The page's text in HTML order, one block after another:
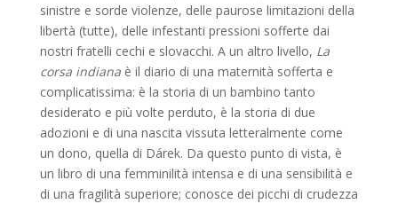
sinistre e sorde violenze, delle paurose limitazioni della
libertà (tutte), delle infestanti pressioni sofferte dai
nostri fratelli cechi e slovacchi. A un altro livello, La
corsa indiana è il diario di una maternità sofferta e
complicatissima: è la storia di un bambino tanto
desiderato e più volte perduto, è la storia di due
adozioni e di una nascita vissuta letteralmente come
un dono, quella di Dárek. Da questo punto di vista, è
un libro di una femminilità intensa e di una sensibilità e
di una fragilità superiore; conosce dei picchi di crudezza